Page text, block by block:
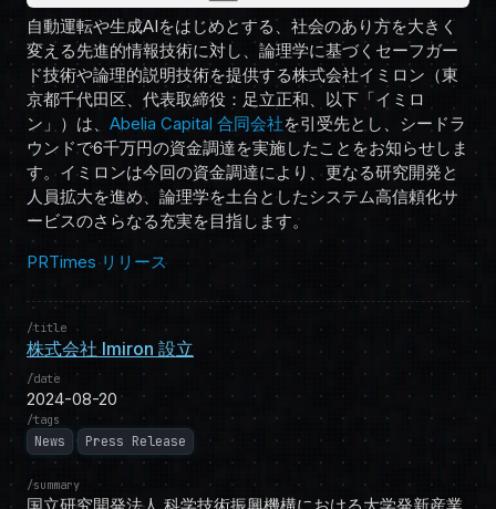
自動運転や生成AIをはじめとする、社会のあり方を大きく
変える先進的情報技術に対し、論理学に基づくセーフガー
ド技術や論理的説明技術を提供する株式会社イミロン（東
京都千代田区、代表取締役：足立正和、以下「イミロ
ン」）は、 Abelia Capital 合同会社を引受先とし、シードラ
ウンドで6千万円の資金調達を実施したことをお知らせしま
す。イミロンは今回の資金調達により、更なる研究開発と
人員拡大を進め、論理学を土台としたシステム高信頼化サ
ービスのさらなる充実を目指します。
PRTimes リリース
title
株式会社 Imiron 設立
date
2024-08-20
tags
News Press Release
summary